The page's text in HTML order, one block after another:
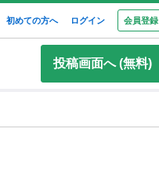
初めての方へ ログイン 会員登録
投稿画面へ (無料)